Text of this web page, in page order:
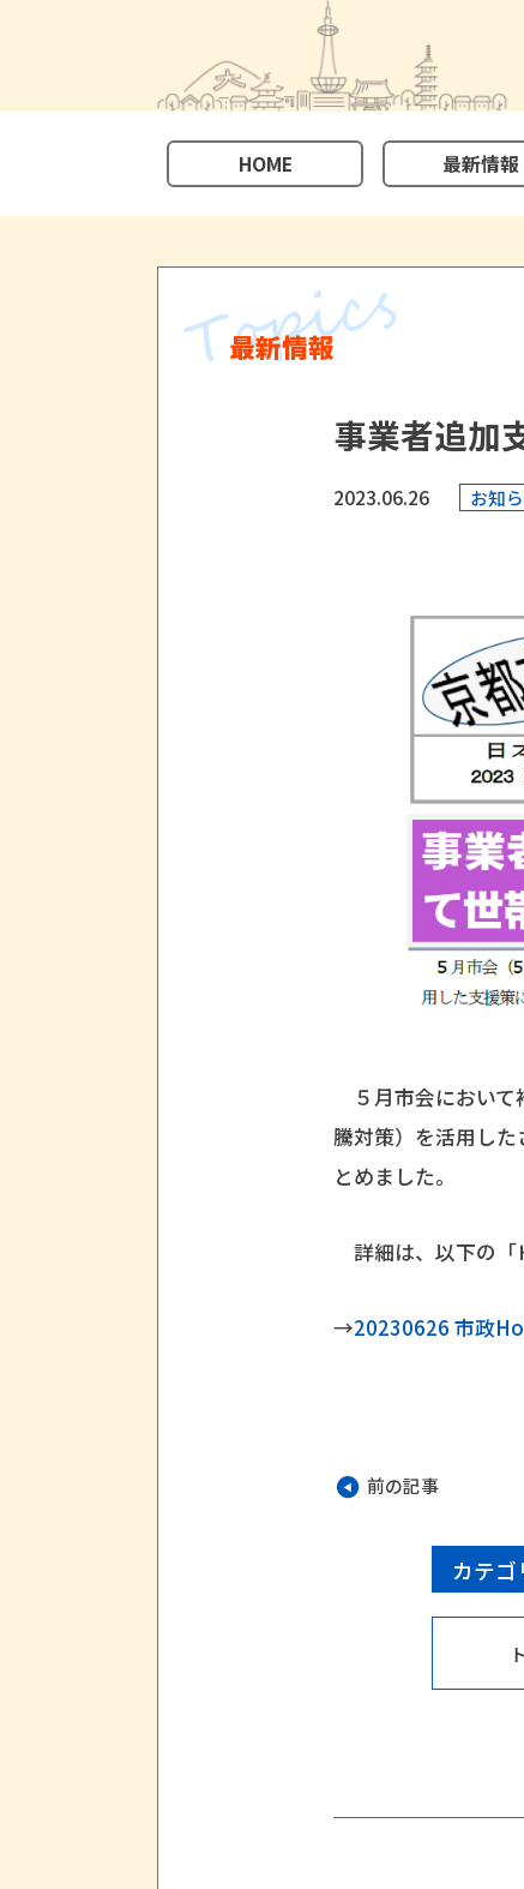
HOME 最新情報
最新情報
事業者追加
2023.06.26 お知
５月市会において
騰対策）を活用し
とめました。
詳細は、以下の「
→20230626 市政
前の記事
カテゴ